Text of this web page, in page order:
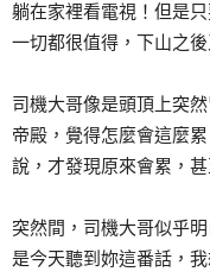
躺在家裡看電視！但是
一切都很值得，下山之
司機大哥像是頭頂上突
帝殿，覺得怎麼會這麼
說，才發現原來會累，
突然間，司機大哥似乎
是今天聽到妳這番話，